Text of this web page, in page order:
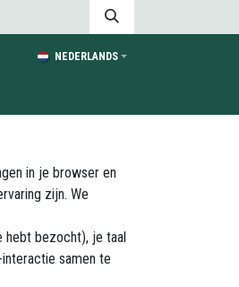
NEDERLANDS
in je browser en
zijn. We
hebt bezocht), je taal
samen te